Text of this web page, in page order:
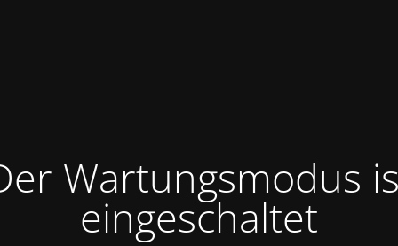
Wartungsmodus
eingeschaltet